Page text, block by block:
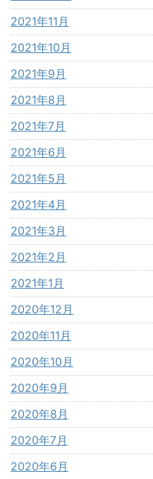
2021年11月
2021年10月
2021年9月
2021年8月
2021年7月
2021年6月
2021年5月
2021年4月
2021年3月
2021年2月
2021年1月
2020年12月
2020年11月
2020年10月
2020年9月
2020年8月
2020年7月
2020年6月